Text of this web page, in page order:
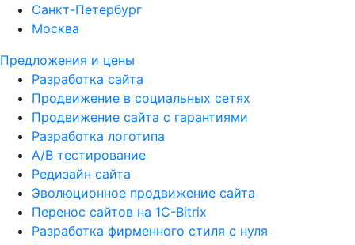
Санкт-Петербург
Москва
Предложения и цены
Разработка сайта
Продвижение в социальных сетях
Продвижение сайта с гарантиями
Разработка логотипа
A/B тестирование
Редизайн сайта
Эволюционное продвижение сайта
Перенос сайтов на 1С-Bitrix
Разработка фирменного стиля с нуля